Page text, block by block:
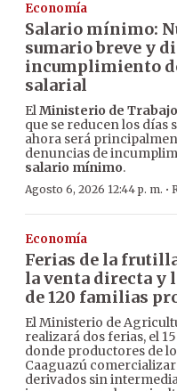
Economía
Salario mínimo:
sumario breve y
incumplimiento
salarial
ElMinisterio de Trabajo
que se reducen los días
ahora será
denuncias de
salario mínimo.
Agosto 6, 2026 12:44 p. m. ·
Economía
Ferias de la
la venta directa y
de 120 familias
El Ministerio de
realizará dos ferias, el
donde productores de
Caaguazú
derivados sin